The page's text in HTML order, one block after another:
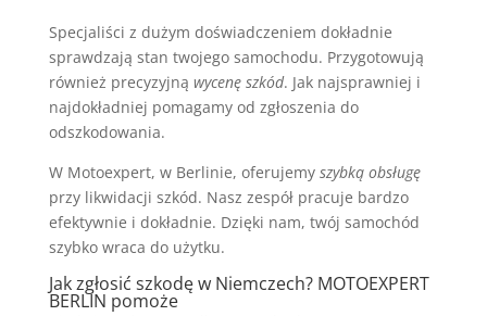
Specjaliści z dużym doświadczeniem dokładnie
sprawdzają stan twojego samochodu. Przygotowują
również precyzyjną wycenę szkód. Jak najsprawniej i
najdokładniej pomagamy od zgłoszenia do
odszkodowania.
W Motoexpert, w Berlinie, oferujemy szybką obsługę
przy likwidacji szkód. Nasz zespół pracuje bardzo
efektywnie i dokładnie. Dzięki nam, twój samochód
szybko wraca do użytku.
Jak zgłosić szkodę w Niemczech? MOTOEXPERT
BERLIN pomoże